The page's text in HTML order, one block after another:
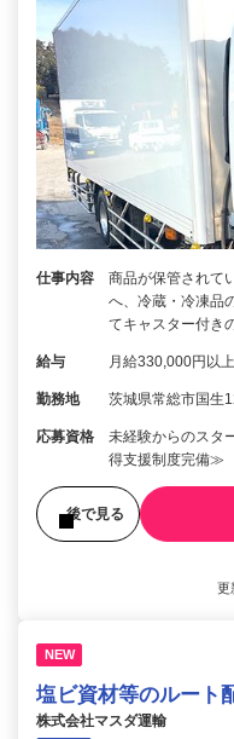
仕事内容
商品が保管されて
へ、冷蔵・冷凍品
てキャスター付き
給与 月給330,000円以
勤務地 茨城県常総市国生
応募資格
未経験からのスタ
得支援制度完備≫
後で見る
更
NEW
塩ビ資材等のルート
株式会社マスダ運輸